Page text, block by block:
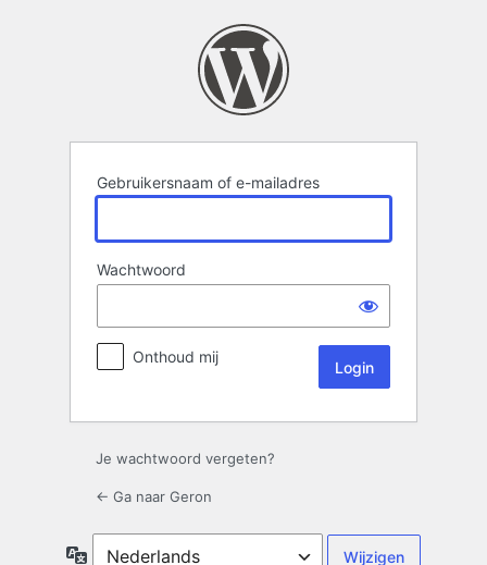
Gebruikersnaam of e-mailadres
Wachtwoord
Onthoud mij
Je wachtwoord vergeten?
← Ga naar Geron
Taal